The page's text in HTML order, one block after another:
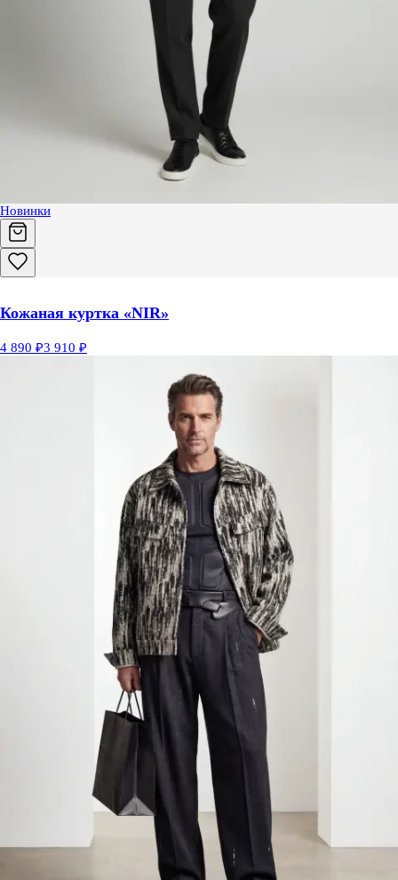
Новинки
Кожаная куртка «NIR»
4 890 ₽3 910 ₽